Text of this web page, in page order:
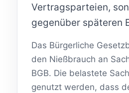
Vertragsparteien,
gegenüber späteren
Das Bürgerliche
den Nießbrauch an
BGB. Die belastete
genutzt werden, dass